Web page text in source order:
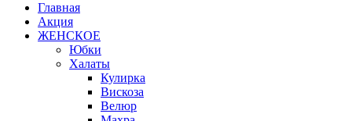
Главная
Акция
ЖЕНСКОЕ
Юбки
Халаты
Кулирка
Вискоза
Велюр